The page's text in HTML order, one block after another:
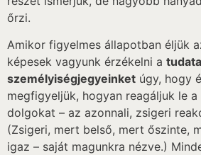
őrzi.
Amikor figyelmes állapotban éljük
képesek vagyunk érzékelni a
személyiségjegyeinket úgy, hogy
megfigyeljük, hogyan reagáljuk le
dolgokat – az azonnali, zsigeri
(Zsigeri, mert belső, mert őszinte,
igaz – saját magunkra nézve.)